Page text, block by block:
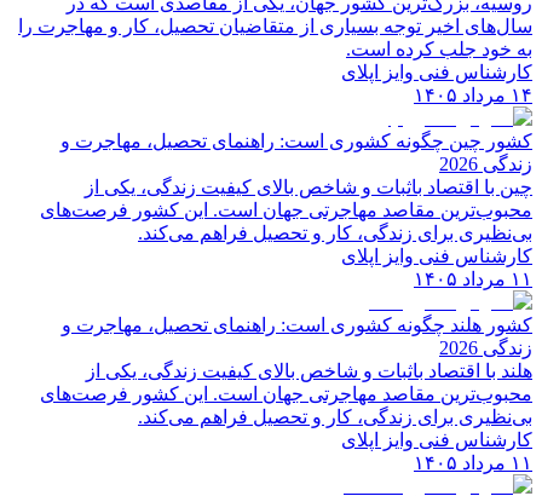
سال‌های اخیر توجه بسیاری از متقاضیان تحصیل، کار و مهاجرت را
به خود جلب کرده است.
کارشناس فنی وایز اپلای
۱۴ مرداد ۱۴۰۵
کشور چین چگونه کشوری است: راهنمای تحصیل، مهاجرت و
زندگی 2026
چین با اقتصاد باثبات و شاخص‌ بالای کیفیت زندگی، یکی از
محبوب‌ترین مقاصد مهاجرتی جهان است. این کشور فرصت‌های
بی‌نظیری برای زندگی، کار و تحصیل فراهم می‌کند.
کارشناس فنی وایز اپلای
۱۱ مرداد ۱۴۰۵
کشور هلند چگونه کشوری است: راهنمای تحصیل، مهاجرت و
زندگی 2026
هلند با اقتصاد باثبات و شاخص‌ بالای کیفیت زندگی، یکی از
محبوب‌ترین مقاصد مهاجرتی جهان است. این کشور فرصت‌های
بی‌نظیری برای زندگی، کار و تحصیل فراهم می‌کند.
کارشناس فنی وایز اپلای
۱۱ مرداد ۱۴۰۵